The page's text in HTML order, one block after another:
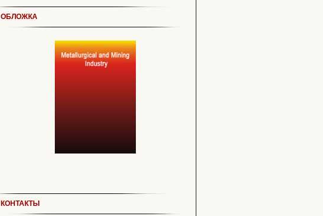
ОБЛОЖКА
КОНТАКТЫ